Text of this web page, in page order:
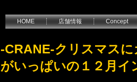
HOME 店舗情報 Concept
-CRANE-クリスマス
がいっぱいの１２月イ